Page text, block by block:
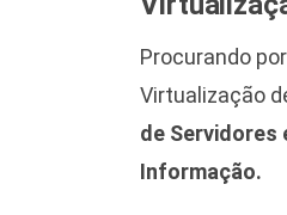
Procurando
Virtualização
de Servidores
Informação.